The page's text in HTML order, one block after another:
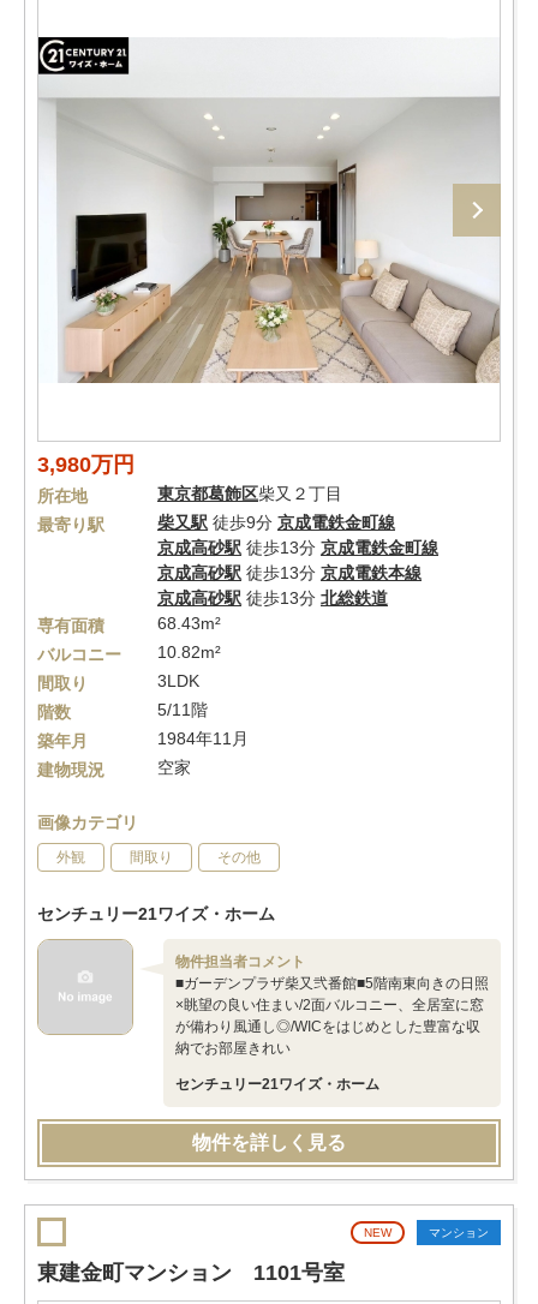
3,980万円
所在地 東京都葛飾区柴又２丁目
最寄り駅
柴又駅 徒歩9分 京成電鉄金町線
京成高砂駅 徒歩13分 京成電鉄金町線
京成高砂駅 徒歩13分 京成電鉄本線
京成高砂駅 徒歩13分 北総鉄道
専有面積
68.43m²
バルコニー
10.82m²
間取り
3LDK
階数
5/11階
築年月
1984年11月
建物現況
空家
画像カテゴリ
外観 間取り その他
センチュリー21ワイズ・ホーム
物件担当者コメント
■ガーデンプラザ柴又弐番館■5階南東向きの日照
×眺望の良い住まい/2面バルコニー、全居室に窓
が備わり風通し◎/WICをはじめとした豊富な収
納でお部屋きれい
センチュリー21ワイズ・ホーム
物件を詳しく見る
NEW マンション
東建金町マンション 1101号室